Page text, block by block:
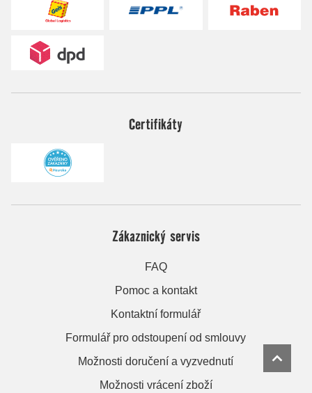
Certifikáty
Zákaznický servis
FAQ
Pomoc a kontakt
Kontaktní formulář
Formulář pro odstoupení od smlouvy
Možnosti doručení a vyzvednutí
Možnosti vrácení zboží